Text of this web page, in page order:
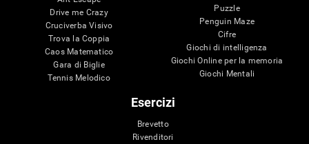
Drive me Crazy
Cruciverba Visivo
Trova la Coppia
Caos Matematico
Gara di Biglie
Tennis Melodico
Puzzle
Penguin Maze
Cifre
Giochi di intelligenza
Giochi Online per la memoria
Giochi Mentali
Esercizi
Brevetto
Rivenditori